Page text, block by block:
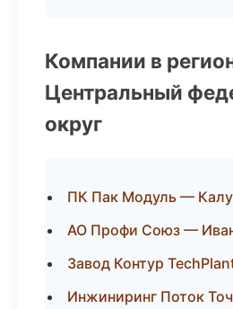
Компании в
Центральный
округ
ПК Пак Модуль —
АО Профи Союз —
Завод Контур
Инжиниринг Поток